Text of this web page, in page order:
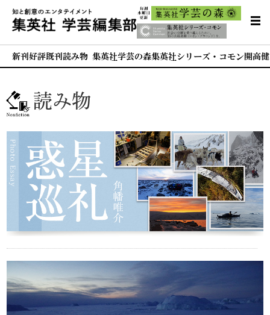
新刊 好評既刊 読み物 集英社学芸の森集英社シリーズ・コモン 開高
読み物